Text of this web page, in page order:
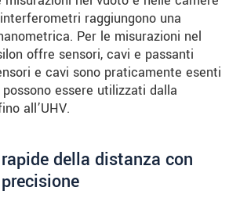
raggiungono una
Per le misurazioni nel
offre sensori, cavi e passanti
e cavi sono praticamente esenti
essere utilizzati dalla
all’UHV.
della distanza con